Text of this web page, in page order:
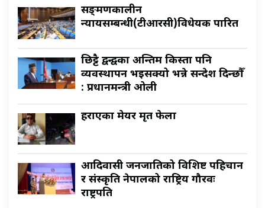
सङ्क्रमणकालीन
न्यायसम्बन्धी(टीआरसी)विधेयक पारित
छिट्टै द्वन्द्वका अन्तिम किस्ता पनि
व्यवस्थापन भइसक्यो भन्ने सन्देश दिन्छौँ
: प्रधानमन्त्री ओली
हराएका मेयर मृत फेला
आदिवासी जनजातिको विशिष्ट पहिचान
र संस्कृति नेपालको राष्ट्रिय गौरवः
राष्ट्रपति